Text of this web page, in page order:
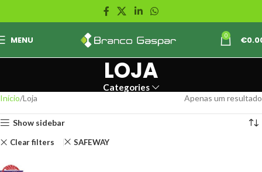
MENU 0 €
LOJA
Categories
Início Loja Apenas um resultado
Show sidebar
Clear filters SAFEWAY